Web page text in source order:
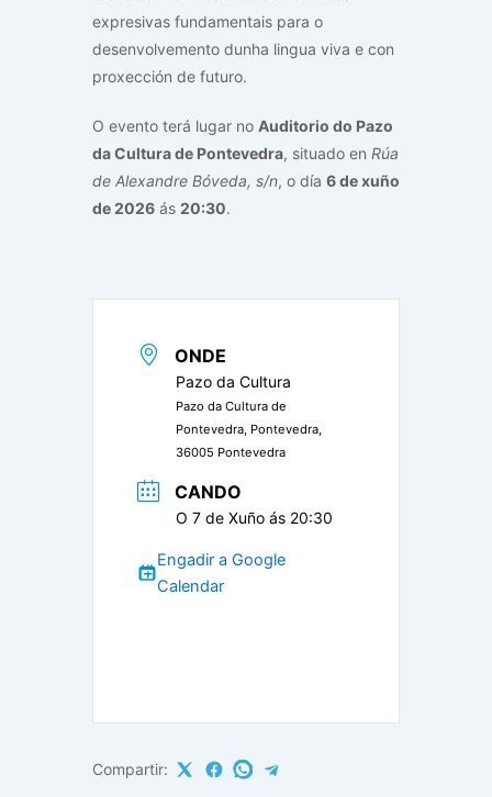
expresivas fundamentais para o
desenvolvemento dunha lingua viva e con
proxección de futuro.
O evento terá lugar no Auditorio do Pazo
da Cultura de Pontevedra, situado en Rúa
de Alexandre Bóveda, s/n, o día 6 de xuño
de 2026 ás 20:30.
ONDE
Pazo da Cultura
Pazo da Cultura de
Pontevedra, Pontevedra,
36005 Pontevedra
CANDO
O 7 de Xuño ás 20:30
Engadir a Google
Calendar
Compartir: